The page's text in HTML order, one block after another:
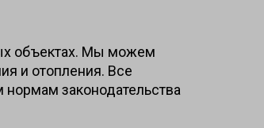
объектах. Мы можем
и отопления. Все
законодательства